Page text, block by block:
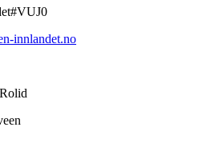
innlandet.no